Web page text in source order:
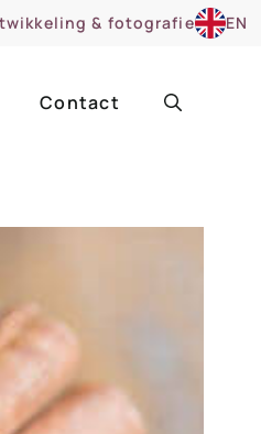
& fotografie EN
Contact